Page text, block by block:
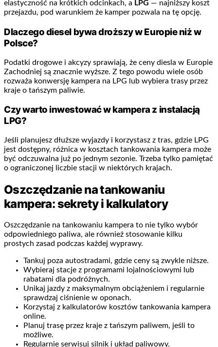
elastyczność na krótkich odcinkach, a LPG — najniższy koszt
przejazdu, pod warunkiem że kamper pozwala na tę opcję.
Dlaczego diesel bywa droższy w Europie niż w
Polsce?
Podatki drogowe i akcyzy sprawiają, że ceny diesla w Europie
Zachodniej są znacznie wyższe. Z tego powodu wiele osób
rozważa konwersję kampera na LPG lub wybiera trasy przez
kraje o tańszym paliwie.
Czy warto inwestować w kampera z instalacją
LPG?
Jeśli planujesz dłuższe wyjazdy i korzystasz z tras, gdzie LPG
jest dostępny, różnica w kosztach tankowania kampera może
być odczuwalna już po jednym sezonie. Trzeba tylko pamiętać
o ograniczonej liczbie stacji w niektórych krajach.
Oszczędzanie na tankowaniu
kampera: sekrety i kalkulatory
Oszczędzanie na tankowaniu kampera to nie tylko wybór
odpowiedniego paliwa, ale również stosowanie kilku
prostych zasad podczas każdej wyprawy.
Tankuj poza autostradami, gdzie ceny są zwykle niższe.
Wybieraj stacje z programami lojalnościowymi lub
rabatami dla podróżnych.
Unikaj jazdy z maksymalnym obciążeniem i regularnie
sprawdzaj ciśnienie w oponach.
Korzystaj z kalkulatorów kosztów tankowania kampera
online.
Planuj trasę przez kraje z tańszym paliwem, jeśli to
możliwe.
Regularnie serwisuj silnik i układ paliwowy.